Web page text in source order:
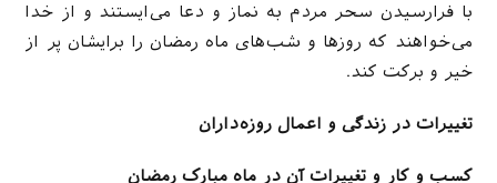
با فرارسیدن سحر مردم به نماز و دعا می‌ایستند و از خدا
می‌خواهند که روزها و شب‌های ماه رمضان را برایشان پر از
خیر و برکت کند.
تغییرات در زندگی و اعمال روزه‌داران
کسب و کار و تغییرات آن در ماه مبارک رمضان